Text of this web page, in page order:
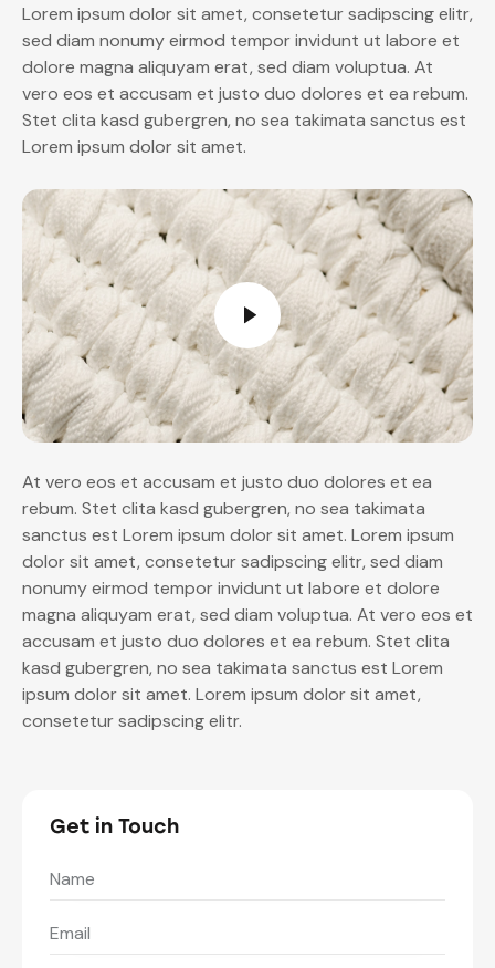
Lorem ipsum dolor sit amet, consetetur sadipscing elitr,
sed diam nonumy eirmod tempor invidunt ut labore et
dolore magna aliquyam erat, sed diam voluptua. At
vero eos et accusam et justo duo dolores et ea rebum.
Stet clita kasd gubergren, no sea takimata sanctus est
Lorem ipsum dolor sit amet.
At vero eos et accusam et justo duo dolores et ea
rebum. Stet clita kasd gubergren, no sea takimata
sanctus est Lorem ipsum dolor sit amet. Lorem ipsum
dolor sit amet, consetetur sadipscing elitr, sed diam
nonumy eirmod tempor invidunt ut labore et dolore
magna aliquyam erat, sed diam voluptua. At vero eos et
accusam et justo duo dolores et ea rebum. Stet clita
kasd gubergren, no sea takimata sanctus est Lorem
ipsum dolor sit amet. Lorem ipsum dolor sit amet,
consetetur sadipscing elitr.
Get in Touch